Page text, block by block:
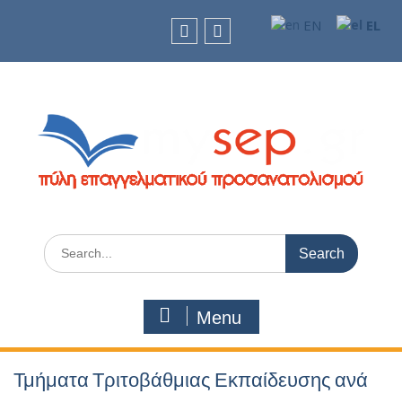
Search
for:
Menu
Τμήματα Τριτοβάθμιας Εκπαίδευσης ανά
EN EL